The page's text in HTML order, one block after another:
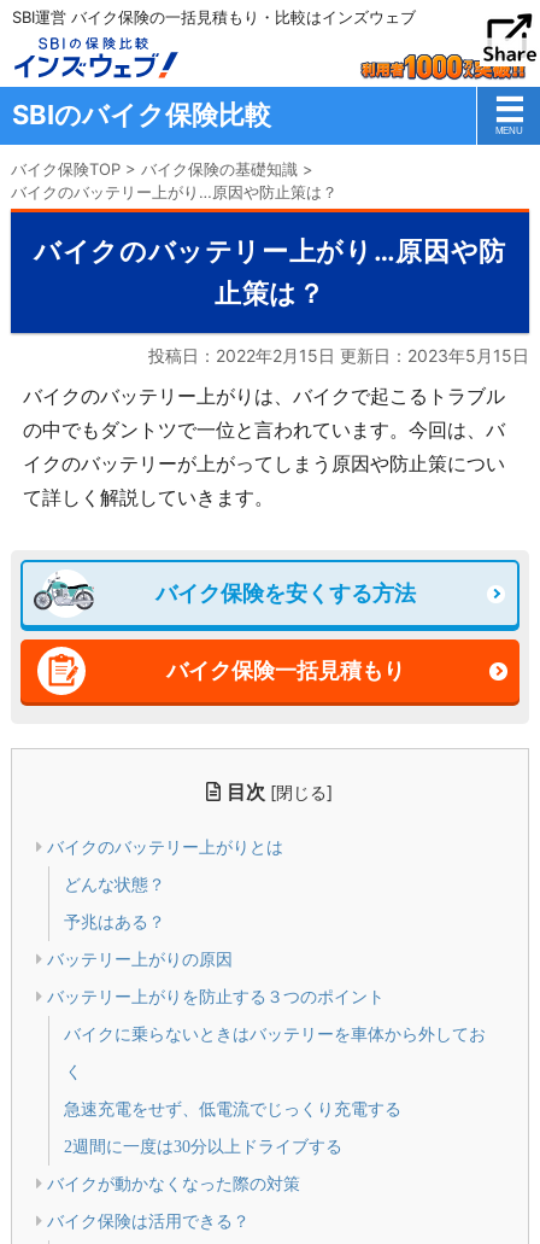
SBI運営 バイク保険の一括見積もり・比較はインズウェブ
SBIのバイク保険比較
バイク保険TOP> バイク保険の基礎知識 >
バイクのバッテリー上がり…原因や防止策は？
バイクのバッテリー上がり…原因や防
止策は？
投稿日：2022年2月15日 更新日： 2023年5月15日
バイクのバッテリー上がりは、バイクで起こるトラブル
の中でもダントツで一位と言われています。今回は、バ
イクのバッテリーが上がってしまう原因や防止策につい
て詳しく解説していきます。
バイク保険を安くする方法
バイク保険一括見積もり
目次 [閉じる]
バイクのバッテリー上がりとは
どんな状態？
予兆はある？
バッテリー上がりの原因
バッテリー上がりを防止する３つのポイント
バイクに乗らないときはバッテリーを車体から外してお
く
急速充電をせず、低電流でじっくり充電する
2週間に一度は30分以上ドライブする
バイクが動かなくなった際の対策
バイク保険は活用できる？